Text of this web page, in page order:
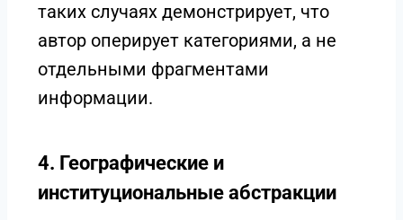
таких случаях демонстрирует, что
автор оперирует категориями, а не
отдельными фрагментами
информации.
4. Географические и
институциональные абстракции